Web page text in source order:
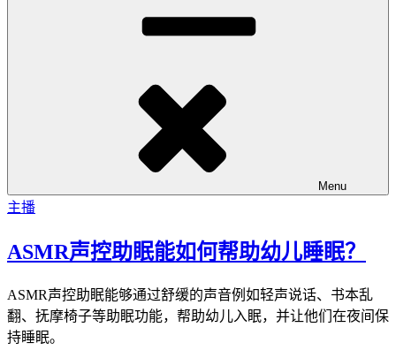
Menu
主播
ASMR声控助眠能如何帮助幼儿睡眠？
ASMR声控助眠能够通过舒缓的声音例如轻声说话、书本乱
翻、抚摩椅子等助眠功能，帮助幼儿入眠，并让他们在夜间保
持睡眠。